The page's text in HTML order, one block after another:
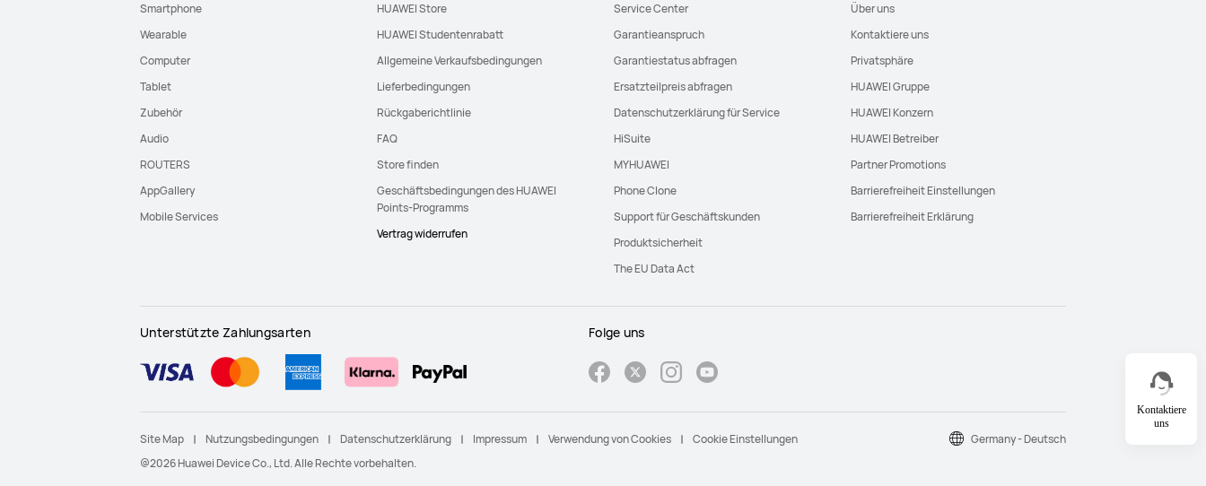
Kontaktiere
uns
Smartphone
Wearable
Computer
Tablet
Zubehör
Audio
ROUTERS
AppGallery
Mobile Services
HUAWEI Store
HUAWEI Studentenrabatt
Allgemeine Verkaufsbedingungen
Lieferbedingungen
Rückgaberichtlinie
FAQ
Store finden
Geschäftsbedingungen des HUAWEI
Points-Programms
Vertrag widerrufen
Service Center
Garantieanspruch
Garantiestatus abfragen
Ersatzteilpreis abfragen
Datenschutzerklärung für Service
HiSuite
MYHUAWEI
Phone Clone
Support für Geschäftskunden
Produktsicherheit
The EU Data Act
Über uns
Kontaktiere uns
Privatsphäre
HUAWEI Gruppe
HUAWEI Konzern
HUAWEI Betreiber
Partner Promotions
Barrierefreiheit Einstellungen
Barrierefreiheit Erklärung
Unterstützte Zahlungsarten Folge uns
@2026 Huawei Device Co., Ltd. Alle Rechte vorbehalten.
Site Map Nutzungsbedingungen Datenschutzerklärung Impressum Verwendung von Cookies Cookie Einstellungen Germany - Deutsch